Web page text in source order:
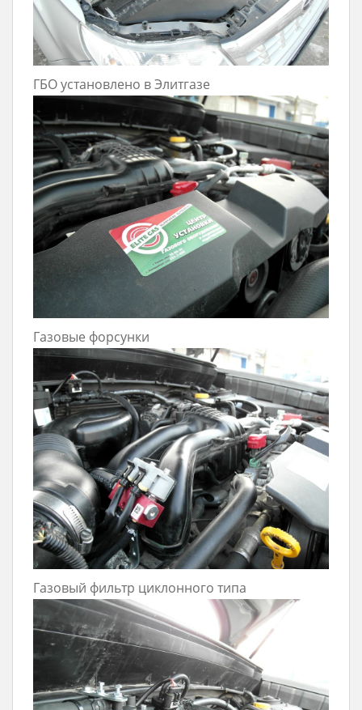
ГБО установлено в Элитгазе
Газовые форсунки
Газовый фильтр циклонного типа